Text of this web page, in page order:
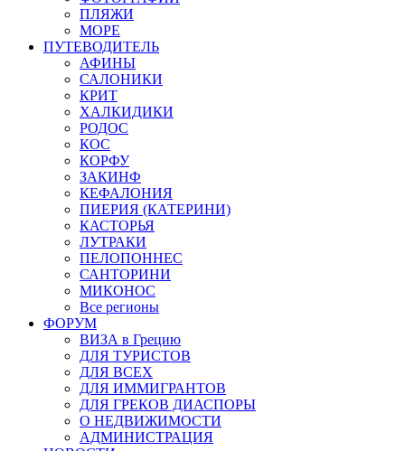
ПЛЯЖИ
МОРЕ
ПУТЕВОДИТЕЛЬ
АФИНЫ
САЛОНИКИ
КРИТ
ХАЛКИДИКИ
РОДОС
КОС
КОРФУ
ЗАКИНФ
КЕФАЛОНИЯ
ПИЕРИЯ (КАТЕРИНИ)
КАСТОРЬЯ
ЛУТРАКИ
ПЕЛОПОННЕС
САНТОРИНИ
МИКОНОС
Все регионы
ФОРУМ
ВИЗА в Грецию
ДЛЯ ТУРИСТОВ
ДЛЯ ВСЕХ
ДЛЯ ИММИГРАНТОВ
ДЛЯ ГРЕКОВ ДИАСПОРЫ
О НЕДВИЖИМОСТИ
АДМИНИСТРАЦИЯ